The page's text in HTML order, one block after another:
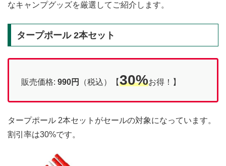
なキャンプグッズを厳選してご紹介します。
タープポール 2本セット
販売価格: 990円 （税込）【30%お得！】
タープポール 2本セットがセールの対象になっています。
割引率は30%です。